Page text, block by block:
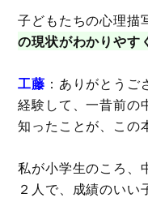
子どもたちの心理描
の現状がわかりやす
工藤 ：ありがとう
経験して、一昔前の
知ったことが、この
私が小学生のころ、
２人で、成績のいい